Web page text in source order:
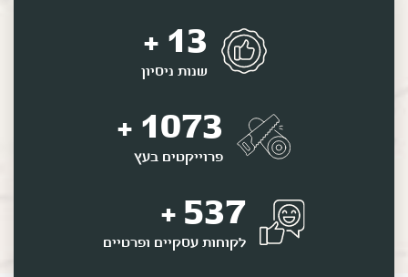
25
+
שנות ניסיון
2000
+
פרוייקטים בעץ
1000
לקוחות עסקיים ופרטיים